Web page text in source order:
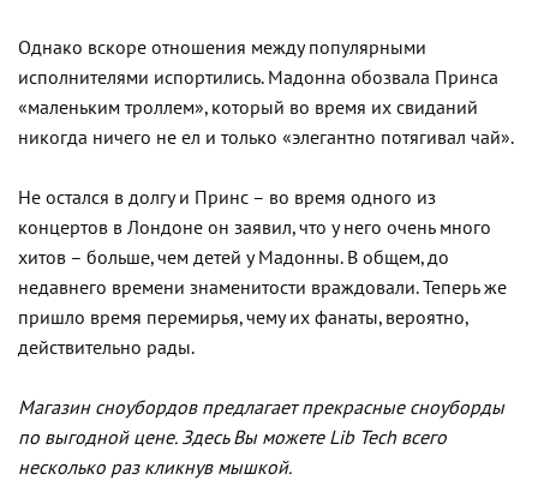
Однако вскоре отношения между популярными
исполнителями испортились. Мадонна обозвала Принса
«маленьким троллем», который во время их свиданий
никогда ничего не ел и только «элегантно потягивал чай».
Не остался в долгу и Принс – во время одного из
концертов в Лондоне он заявил, что у него очень много
хитов – больше, чем детей у Мадонны. В общем, до
недавнего времени знаменитости враждовали. Теперь же
пришло время перемирья, чему их фанаты, вероятно,
действительно рады.
Магазин сноубордов предлагает прекрасные сноуборды
по выгодной цене. Здесь Вы можете Lib Tech всего
несколько раз кликнув мышкой.